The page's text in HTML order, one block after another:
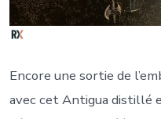
Encore une sortie de
avec cet Antigua distillé